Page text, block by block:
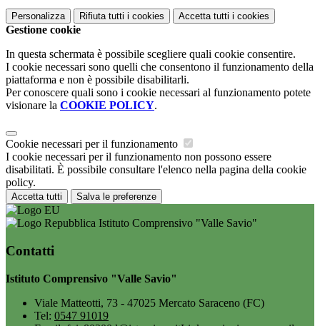
Personalizza Rifiuta tutti i cookies Accetta tutti i cookies
Gestione cookie
In questa schermata è possibile scegliere quali cookie consentire.
I cookie necessari sono quelli che consentono il funzionamento della
piattaforma e non è possibile disabilitarli.
Per conoscere quali sono i cookie necessari al funzionamento potete
visionare la COOKIE POLICY.
Cookie necessari per il funzionamento
I cookie necessari per il funzionamento non possono essere
disabilitati. È possibile consultare l'elenco nella pagina della cookie
policy.
Accetta tutti Salva le preferenze
Istituto Comprensivo "Valle Savio"
Contatti
Istituto Comprensivo "Valle Savio"
Viale Matteotti, 73 - 47025 Mercato Saraceno (FC)
Tel: 0547 91019